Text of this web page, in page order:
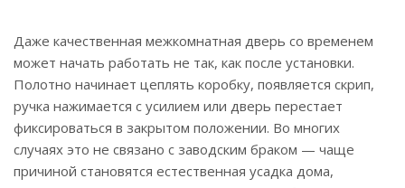
Даже качественная межкомнатная дверь со временем
может начать работать не так, как после установки.
Полотно начинает цеплять коробку, появляется скрип,
ручка нажимается с усилием или дверь перестает
фиксироваться в закрытом положении. Во многих
случаях это не связано с заводским браком — чаще
причиной становятся естественная усадка дома,